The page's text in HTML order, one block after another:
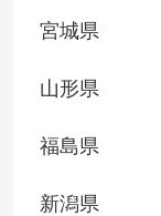
宮城県
山形県
福島県
新潟県